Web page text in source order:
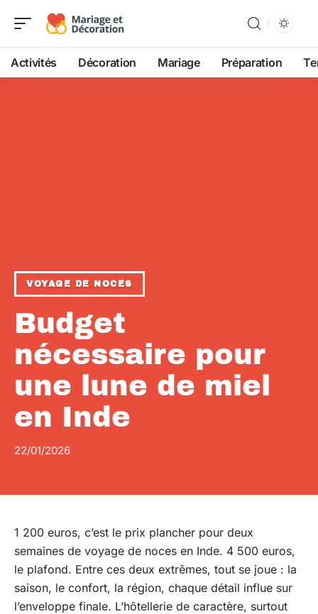
Activités Décoration Mariage Préparation
VOYAGE DE NOCES
Budget
nécessaire pour
une lune de miel
en Inde
22/01/2026
1 200 euros, c’est le prix plancher pour deux
semaines de voyage de noces en Inde. 4 500 euros,
le plafond. Entre ces deux extrêmes, tout se joue : la
saison, le confort, la région, chaque détail influe sur
l’enveloppe finale. L’hôtellerie de caractère, surtout